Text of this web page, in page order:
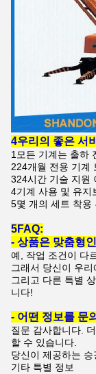
4우리의 좋은 서
1모든 기계는 출하
224개월 전용 기계
324시간 기술 지원
4기계 사용 및 유지
5몇 개의 세트 착용
5FAQ:
- 상품은 맞춤형
예, 작업 조건이 다
그래서 당신이 우
그리고 다른 특별
니다!
- 어떤 정보를 문
질문 감사합니다.
할 수 있습니다.
당신이 제공하는
기타 특별 정보